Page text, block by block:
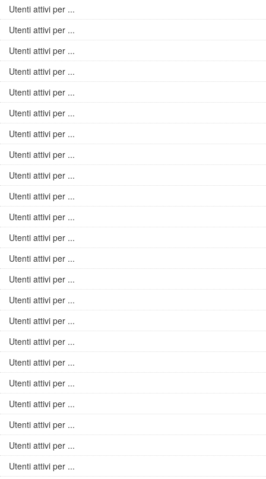
Utenti attivi per ...
Utenti attivi per ...
Utenti attivi per ...
Utenti attivi per ...
Utenti attivi per ...
Utenti attivi per ...
Utenti attivi per ...
Utenti attivi per ...
Utenti attivi per ...
Utenti attivi per ...
Utenti attivi per ...
Utenti attivi per ...
Utenti attivi per ...
Utenti attivi per ...
Utenti attivi per ...
Utenti attivi per ...
Utenti attivi per ...
Utenti attivi per ...
Utenti attivi per ...
Utenti attivi per ...
Utenti attivi per ...
Utenti attivi per ...
Utenti attivi per ...